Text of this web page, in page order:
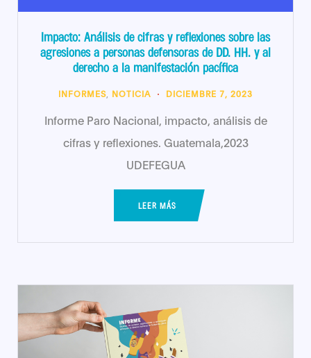
Impacto: Análisis de cifras y reflexiones sobre las
agresiones a personas defensoras de DD. HH. y al
derecho a la manifestación pacífica
INFORMES NOTICIA DICIEMBRE 7, 2023
Informe Paro Nacional, impacto, análisis de
cifras y reflexiones. Guatemala,2023
UDEFEGUA
LEER MÁS